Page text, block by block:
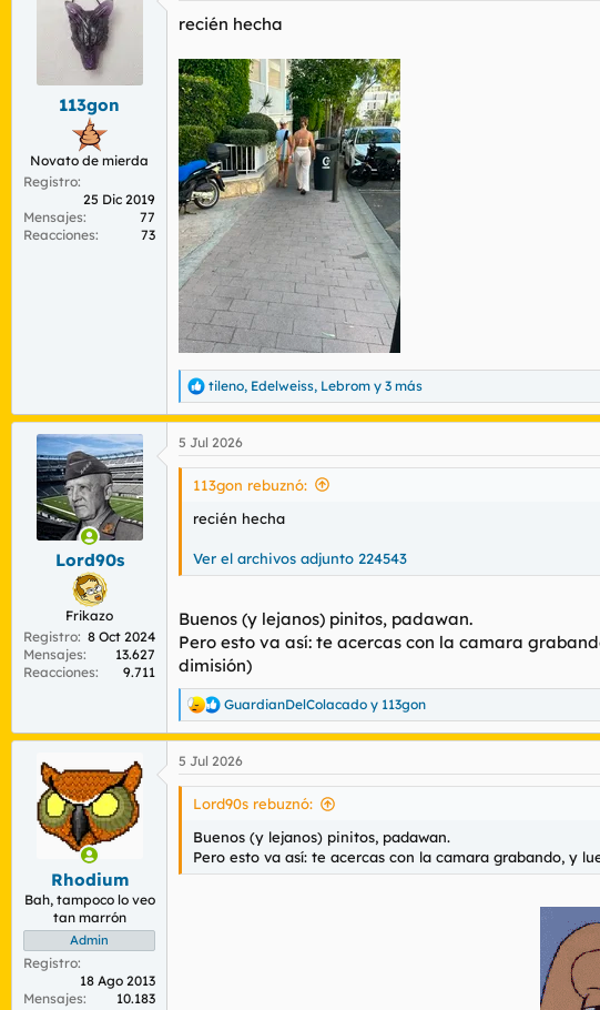
i
n
e
s
:
113gon
Novato de mierda
Registro
25 Dic 2019
Mensajes
77
Reacciones
73
recién hecha
R
e
a
c
c
tileno, Edelweiss, Lebrom y 3 más
Lord90s
Frikazo
Registro 8 Oct 2024
Mensajes
13.627
Reacciones
9.711
5 Jul 2026
113gon rebuznó:
recién hecha
Ver el archivos adjunto 224543
Buenos (y lejanos) pinitos, padawan.
Pero esto va así: te acercas con la camara
dimisión)
R
e
a
c
c
s
GuardianDelColacado y 113gon
Rhodium
Bah, tampoco lo veo
tan marrón
Admin
Registro
18 Ago 2013
Mensajes
10.183
5 Jul 2026
Lord90s rebuznó:
Buenos (y lejanos) pinitos, padawan.
Pero esto va así: te acercas con la camara grabando, y